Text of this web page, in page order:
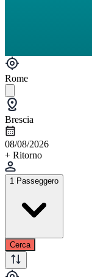
Rome
Brescia
08/08/2026
+ Ritorno
1 Passeggero
Cerca